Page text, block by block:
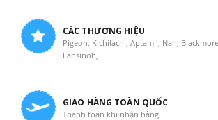
CÁC THƯƠNG HIỆU
Pigeon, Kichilachi, Aptamil, Nan,
Lansinoh,
GIAO HÀNG TOÀN QUỐC
Thanh toán khi nhận hàng